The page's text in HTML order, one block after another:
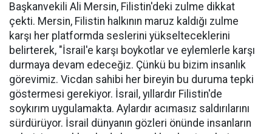
Başkanvekili Ali Mersin, Filistin'deki zulme dikkat
çekti. Mersin, Filistin halkının maruz kaldığı zulme
karşı her platformda seslerini yükselteceklerini
belirterek, "İsrail'e karşı boykotlar ve eylemlerle karşı
durmaya devam edeceğiz. Çünkü bu bizim insanlık
görevimiz. Vicdan sahibi her bireyin bu duruma tepki
göstermesi gerekiyor. İsrail, yıllardır Filistin'de
soykırım uygulamakta. Aylardır acımasız saldırılarını
sürdürüyor. İsrail dünyanın gözleri önünde insanların